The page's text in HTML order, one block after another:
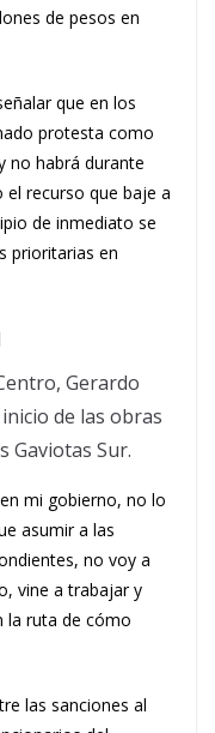
de pesos en
que en los
protesta como
no habrá durante
recurso que baje a
de inmediato se
prioritarias en
Gerardo
de las obras
Gaviotas Sur.
mi gobierno, no lo
asumir a las
no voy a
vine a trabajar y
la ruta de cómo
las sanciones al